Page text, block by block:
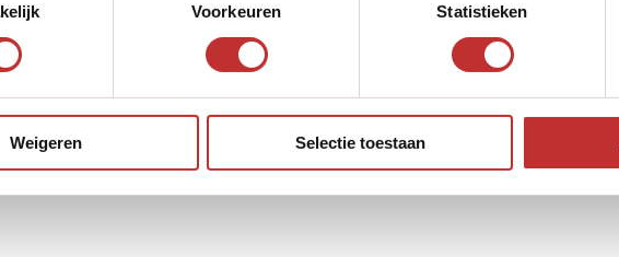
Voorkeuren Statistieken
Weigeren Selectie toestaan